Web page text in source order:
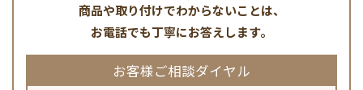
商品や取り付けでわからないことは、
お電話でも丁寧にお答えします。
お客様ご相談ダイヤル